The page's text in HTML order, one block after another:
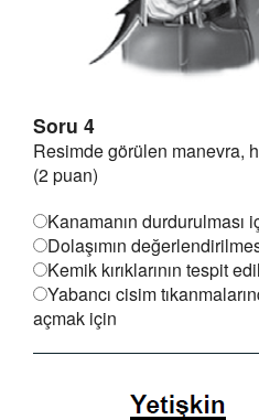
Soru 4
Resimde görülen manevra,
(2 puan)
Kanamanın durdurulması
Dolaşımın
Kemik kırıklarının tespit
Yabancı cisim
açmak için